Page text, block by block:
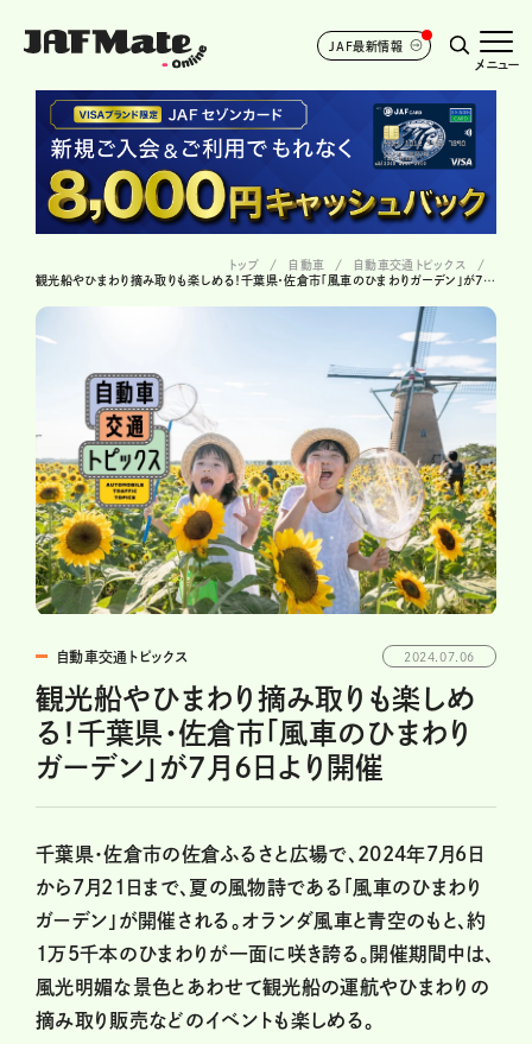
JAF最新情報
メニュー
トップ 自動車
自動車交通トピックス
観光船やひまわり摘み取りも楽しめる！千葉県・佐倉市「風車のひまわりガーデン」が7月6日より開催
自動車交通トピックス 2024.07.06
観光船やひまわり摘み取りも楽しめ
る！千葉県・佐倉市「風車のひまわり
ガーデン」が7月6日より開催
千葉県・佐倉市の佐倉ふるさと広場で、2024年7月6日
から7月21日まで、夏の風物詩である「風車のひまわり
ガーデン」が開催される。オランダ風車と青空のもと、約
1万5千本のひまわりが一面に咲き誇る。開催期間中は、
風光明媚な景色とあわせて観光船の運航やひまわりの
摘み取り販売などのイベントも楽しめる。